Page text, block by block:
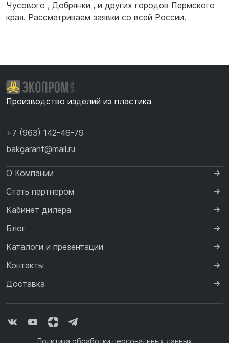
Чусового , Добрянки , и других городов Пермского
края. Рассматриваем заявки со всей России.
Производство изделий из пластика
+7 (963) 142-46-79
bakgarant@mail.ru
О Компании
Стать партнером
Кабинет дилера
Блог
Каталоги и презентации
Контакты
Доставка